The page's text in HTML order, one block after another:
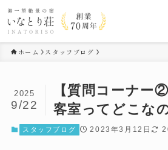
ホーム スタッフブログ
【質問コーナー
客室ってどこな
2025
9/22
スタッフブログ 2023年3月12日